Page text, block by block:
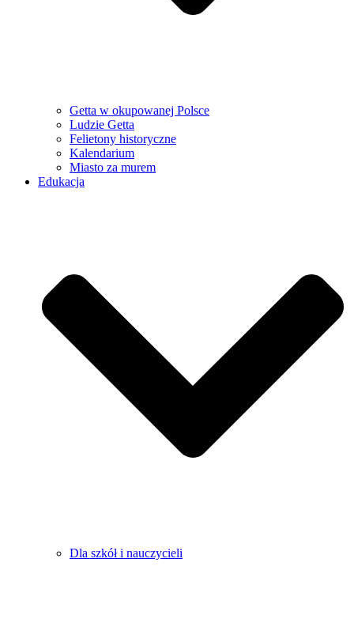
Getta w okupowanej Polsce
Ludzie Getta
Felietony historyczne
Kalendarium
Miasto za murem
Edukacja
Dla szkół i nauczycieli